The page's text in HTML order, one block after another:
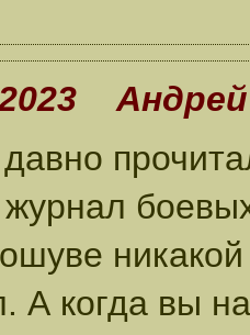
Андрей
А когда вы